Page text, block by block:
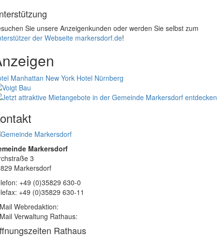
Sie unsere Anzeigenkunden oder werden Sie selbst zum
der Webseite markersdorf.de!
Manhattan New York Hotel Nürnberg
Markersdorf
3
Markersdorf
+49 (0)35829 630-0
+49 (0)35829 630-11
Webredaktion:
Verwaltung Rathaus:
Rathaus